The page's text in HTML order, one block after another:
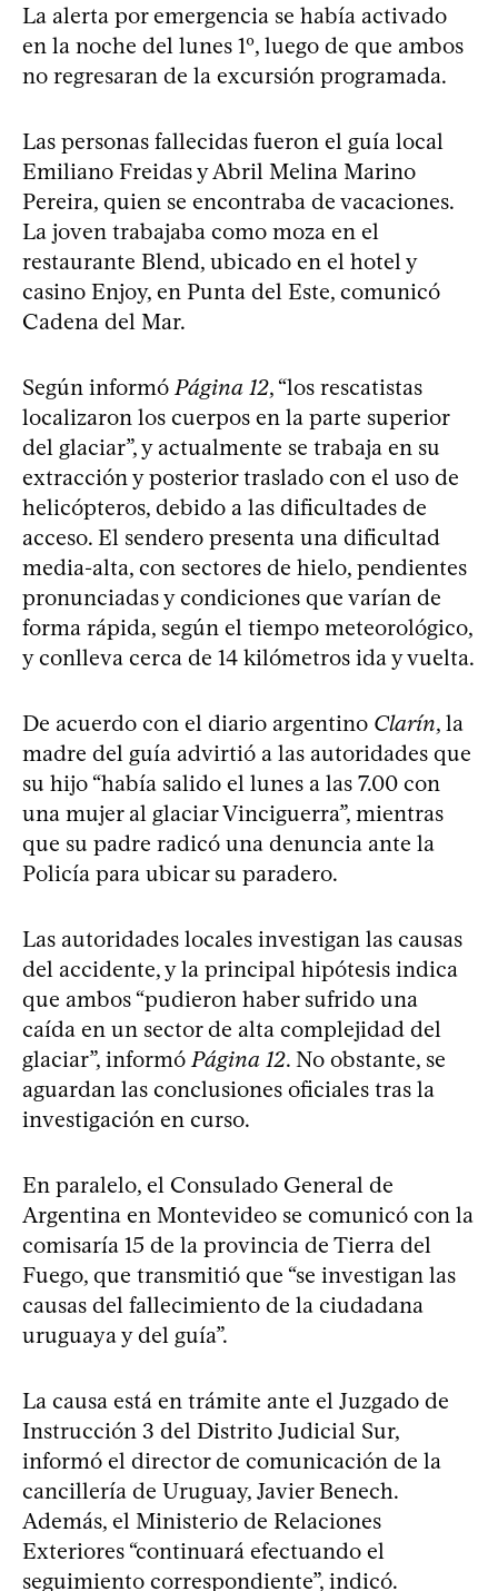
La alerta por emergencia se había activado
en la noche del lunes 1º, luego de que ambos
no regresaran de la excursión programada.
Las personas fallecidas fueron el guía local
Emiliano Freidas y Abril Melina Marino
Pereira, quien se encontraba de vacaciones.
La joven trabajaba como moza en el
restaurante Blend, ubicado en el hotel y
casino Enjoy, en Punta del Este, comunicó
Cadena del Mar.
Según informó Página 12, “los rescatistas
localizaron los cuerpos en la parte superior
del glaciar”, y actualmente se trabaja en su
extracción y posterior traslado con el uso de
helicópteros, debido a las dificultades de
acceso. El sendero presenta una dificultad
media-alta, con sectores de hielo, pendientes
pronunciadas y condiciones que varían de
forma rápida, según el tiempo meteorológico,
y conlleva cerca de 14 kilómetros ida y vuelta.
De acuerdo con el diario argentino Clarín, la
madre del guía advirtió a las autoridades que
su hijo “había salido el lunes a las 7.00 con
una mujer al glaciar Vinciguerra”, mientras
que su padre radicó una denuncia ante la
Policía para ubicar su paradero.
Las autoridades locales investigan las causas
del accidente, y la principal hipótesis indica
que ambos “pudieron haber sufrido una
caída en un sector de alta complejidad del
glaciar”, informó Página 12. No obstante, se
aguardan las conclusiones oficiales tras la
investigación en curso.
En paralelo, el Consulado General de
Argentina en Montevideo se comunicó con la
comisaría 15 de la provincia de Tierra del
Fuego, que transmitió que “se investigan las
causas del fallecimiento de la ciudadana
uruguaya y del guía”.
La causa está en trámite ante el Juzgado de
Instrucción 3 del Distrito Judicial Sur,
informó el director de comunicación de la
cancillería de Uruguay, Javier Benech.
Además, el Ministerio de Relaciones
Exteriores “continuará efectuando el
seguimiento correspondiente”, indicó.